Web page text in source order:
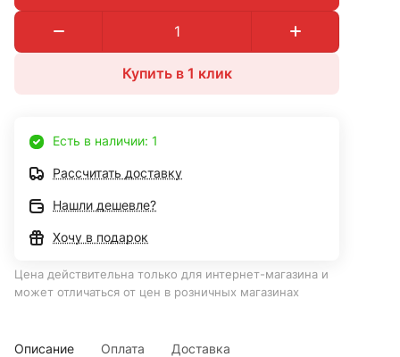
Купить в 1 клик
Есть в наличии: 1
Рассчитать доставку
Нашли дешевле?
Хочу в подарок
Цена действительна только для интернет-магазина и
может отличаться от цен в розничных магазинах
Описание Оплата Доставка